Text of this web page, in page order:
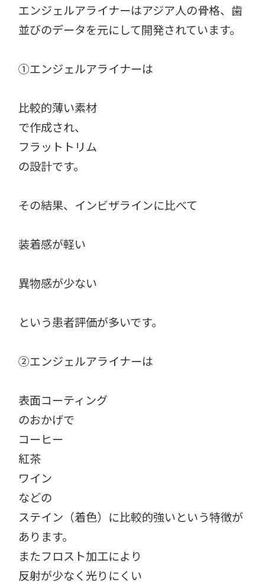
エンジェルアライナーはアジア人の骨格、歯
並びのデータを元にして開発されています。
①エンジェルアライナーは
比較的薄い素材
で作成され、
フラットトリム
の設計です。
その結果、インビザラインに比べて
装着感が軽い
異物感が少ない
という患者評価が多いです。
②エンジェルアライナーは
表面コーティング
のおかげで
コーヒー
紅茶
ワイン
などの
ステイン（着色）に比較的強いという特徴が
あります。
またフロスト加工により
反射が少なく光りにくい